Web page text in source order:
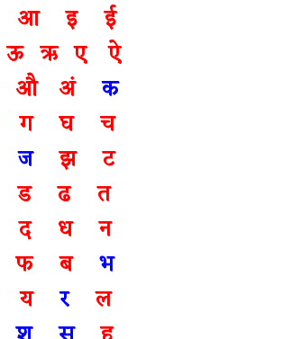
इ ई
ऋ ए ऐ
औ अंक
ग घ च
ज झ ट
ड ढ त
द ध न
ब भ
रल